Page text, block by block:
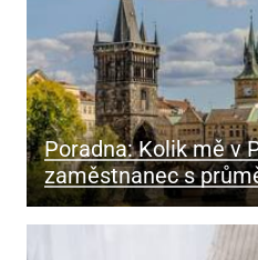
Poradna: Kolik mě v
zaměstnanec s